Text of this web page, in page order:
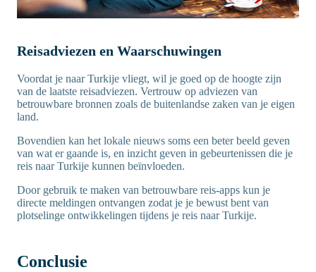
Reisadviezen en Waarschuwingen
Voordat je naar Turkije vliegt, wil je goed op de hoogte zijn
van de laatste reisadviezen. Vertrouw op adviezen van
betrouwbare bronnen zoals de buitenlandse zaken van je eigen
land.
Bovendien kan het lokale nieuws soms een beter beeld geven
van wat er gaande is, en inzicht geven in gebeurtenissen die je
reis naar Turkije kunnen beïnvloeden.
Door gebruik te maken van betrouwbare reis-apps kun je
directe meldingen ontvangen zodat je je bewust bent van
plotselinge ontwikkelingen tijdens je reis naar Turkije.
Conclusie